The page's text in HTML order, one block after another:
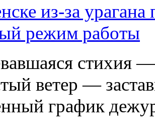
из-за
режим работы
стихия
ветер —
график